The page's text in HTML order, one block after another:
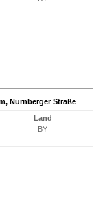
Nürnberger Straße
Land
BY